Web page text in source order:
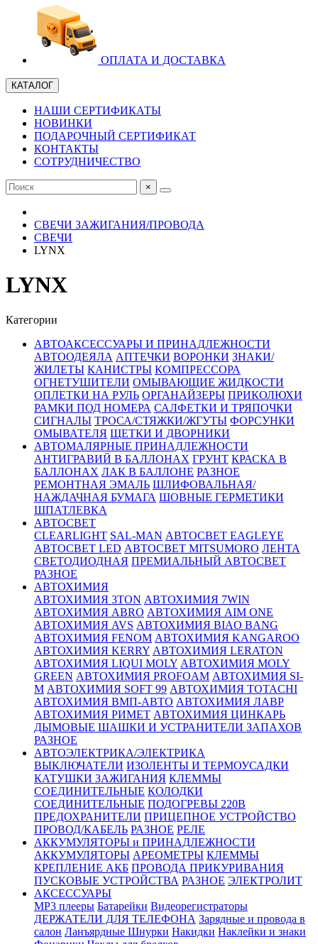
ОПЛАТА И ДОСТАВКА
КАТАЛОГ
НАШИ СЕРТИФИКАТЫ
НОВИНКИ
ПОДАРОЧНЫЙ СЕРТИФИКАТ
КОНТАКТЫ
СОТРУДНИЧЕСТВО
×
СВЕЧИ ЗАЖИГАНИЯ/ПРОВОДА
СВЕЧИ
LYNX
LYNX
Категории
АВТОАКСЕССУАРЫ И ПРИНАДЛЕЖНОСТИ
АВТООДЕЯЛА АПТЕЧКИ ВОРОНКИ ЗНАКИ/
ЖИЛЕТЫ КАНИСТРЫ КОМПРЕССОРА
ОГНЕТУШИТЕЛИ ОМЫВАЮЩИЕ ЖИДКОСТИ
ОПЛЕТКИ НА РУЛЬ ОРГАНАЙЗЕРЫ ПРИКОЛЮХИ
РАМКИ ПОД НОМЕРА САЛФЕТКИ И ТРЯПОЧКИ
СИГНАЛЫ ТРОСА/СТЯЖКИ/ЖГУТЫ ФОРСУНКИ
ОМЫВАТЕЛЯ ЩЕТКИ И ДВОРНИКИ
АВТОМАЛЯРНЫЕ ПРИНАДЛЕЖНОСТИ
АНТИГРАВИЙ В БАЛЛОНАХ ГРУНТ КРАСКА В
БАЛЛОНАХ ЛАК В БАЛЛОНЕ РАЗНОЕ
РЕМОНТНАЯ ЭМАЛЬ ШЛИФОВАЛЬНАЯ/
НАЖДАЧНАЯ БУМАГА ШОВНЫЕ ГЕРМЕТИКИ
ШПАТЛЕВКА
АВТОСВЕТ
CLEARLIGHT SAL-MAN АВТОСВЕТ EAGLEYE
АВТОСВЕТ LED АВТОСВЕТ MITSUMORO ЛЕНТА
СВЕТОДИОДНАЯ ПРЕМИАЛЬНЫЙ АВТОСВЕТ
РАЗНОЕ
АВТОХИМИЯ
АВТОХИМИЯ 3TON АВТОХИМИЯ 7WIN
АВТОХИМИЯ ABRO АВТОХИМИЯ AIM ONE
АВТОХИМИЯ AVS АВТОХИМИЯ BIAO BANG
АВТОХИМИЯ FENOM АВТОХИМИЯ KANGAROO
АВТОХИМИЯ KERRY АВТОХИМИЯ LERATON
АВТОХИМИЯ LIQUI MOLY АВТОХИМИЯ MOLY
GREEN АВТОХИМИЯ PROFOAM АВТОХИМИЯ SI-
M АВТОХИМИЯ SOFT 99 АВТОХИМИЯ TOTACHI
АВТОХИМИЯ ВМП-АВТО АВТОХИМИЯ ЛАВР
АВТОХИМИЯ РИМЕТ АВТОХИМИЯ ЦИНКАРЬ
ДЫМОВЫЕ ШАШКИ И УСТРАНИТЕЛИ ЗАПАХОВ
РАЗНОЕ
АВТОЭЛЕКТРИКА/ЭЛЕКТРИКА
ВЫКЛЮЧАТЕЛИ ИЗОЛЕНТЫ И ТЕРМОУСАДКИ
КАТУШКИ ЗАЖИГАНИЯ КЛЕММЫ
СОЕДИНИТЕЛЬНЫЕ КОЛОДКИ
СОЕДИНИТЕЛЬНЫЕ ПОДОГРЕВЫ 220В
ПРЕДОХРАНИТЕЛИ ПРИЦЕПНОЕ УСТРОЙСТВО
ПРОВОД/КАБЕЛЬ РАЗНОЕ РЕЛЕ
АККУМУЛЯТОРЫ и ПРИНАДЛЕЖНОСТИ
АККУМУЛЯТОРЫ АРЕОМЕТРЫ КЛЕММЫ
КРЕПЛЕНИЕ АКБ ПРОВОДА ПРИКУРИВАНИЯ
ПУСКОВЫЕ УСТРОЙСТВА РАЗНОЕ ЭЛЕКТРОЛИТ
АКСЕССУАРЫ
MP3 плееры Батарейки Видеорегистраторы
ДЕРЖАТЕЛИ ДЛЯ ТЕЛЕФОНА Зарядные и провода в
салон Ланъярдные Шнурки Накидки Наклейки и знаки